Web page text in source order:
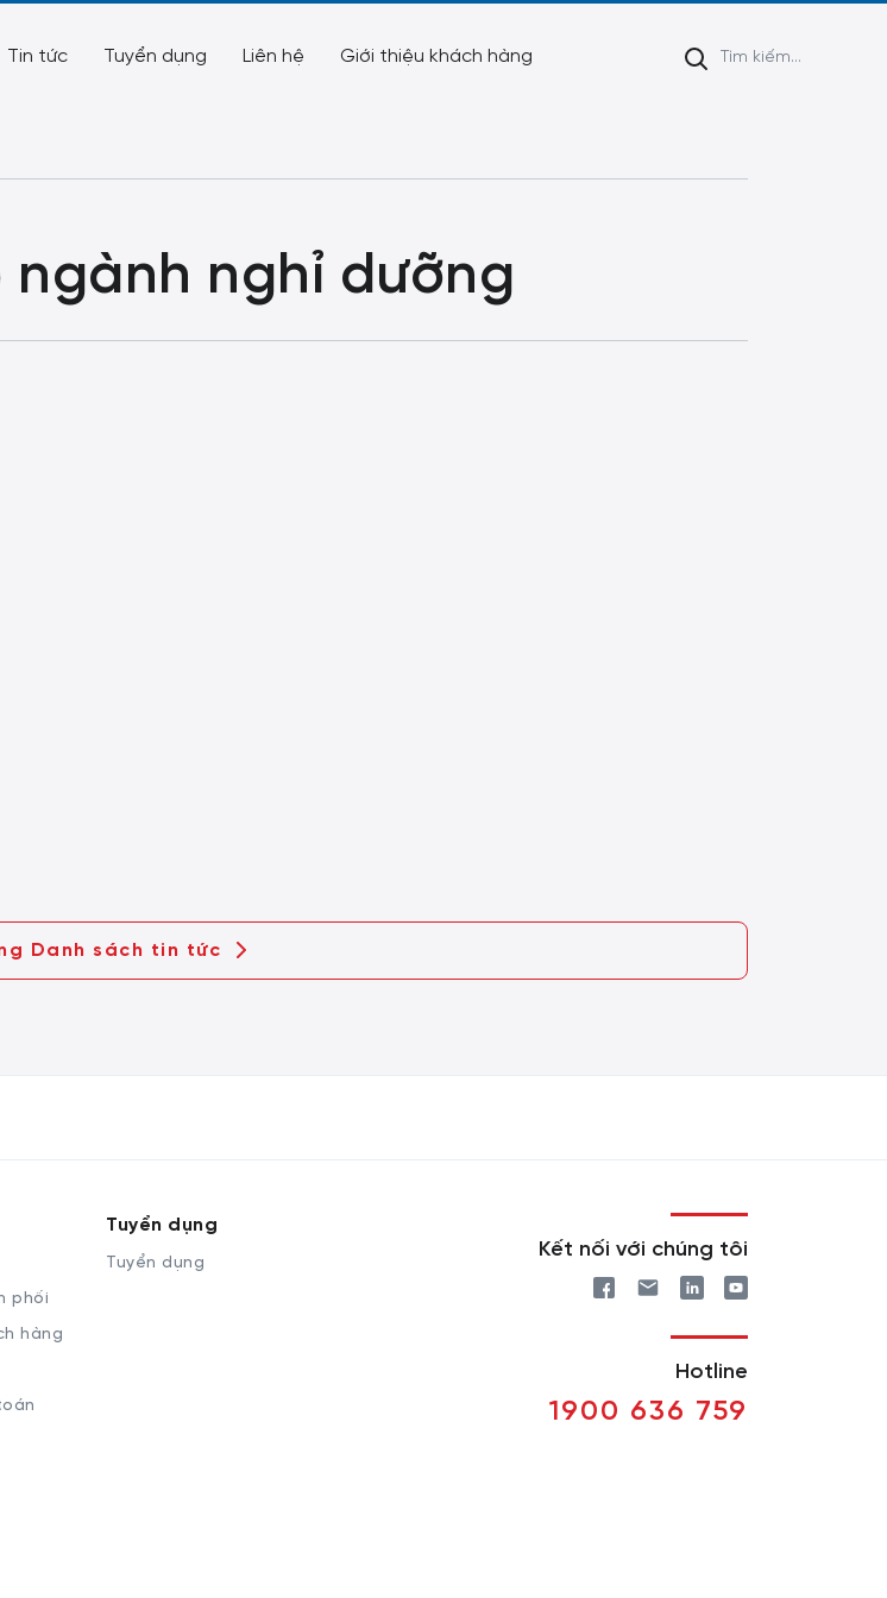
Tin tức Tuyển dụng Liên hệ Giới thiệu khách hàng
ngành nghỉ dưỡng
Danh sách tin tức
phối
hàng
Tuyển dụng
Tuyển dụng
Kết nối với chúng tôi
Hotline
1900 636 759